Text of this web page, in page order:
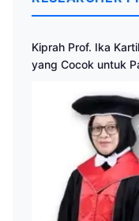
Kiprah Prof. Ika
yang Cocok untuk